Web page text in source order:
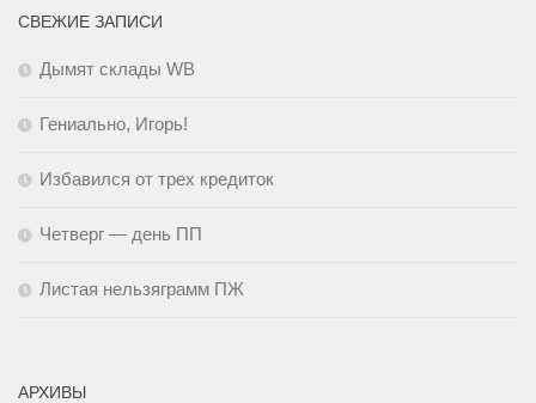
СВЕЖИЕ ЗАПИСИ
Дымят склады WB
Гениально, Игорь!
Избавился от трех кредиток
Четверг — день ПП
Листая нельзяграмм ПЖ
АРХИВЫ